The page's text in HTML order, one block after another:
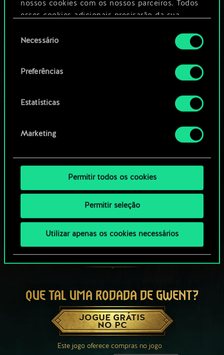
nossos cookies com os nossos parceiros. Todos
esses cookies adicionais precisarão da sua
Você encontrará todos os detalhes sobre o uso
de cookies e poderá ajustar as suas preferências
no menu "Configurações" abaixo.
deNecessário
Preferências
Estatísticas
Marketing
Permitir todos os cookies
Permitir seleção
Utilizar apenas os cookies necessários
comunidade
QUE TAL UMA RODADA DE GWENT?
JOGUE GRÁTIS
NO PC
Este jogo oferece compras no jogo